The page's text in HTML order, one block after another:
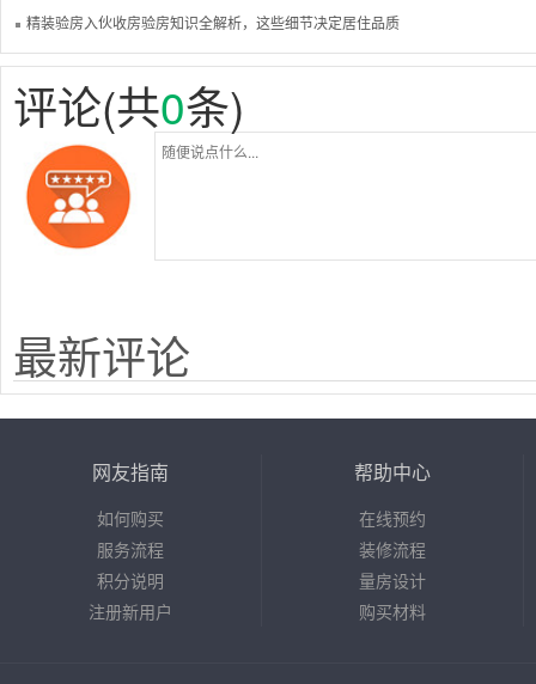
精装验房入伙收房验房知识全解析，这些细节决定居住品质
评论(共0条)
最新评论
网友指南
如何购买
服务流程
积分说明
注册新用户
帮助中心
在线预约
装修流程
量房设计
购买材料